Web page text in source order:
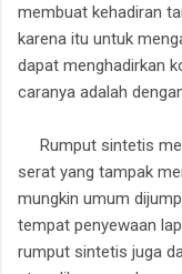
membuat kehadiran
karena itu untuk
dapat menghadirkan
caranya adalah
Rumput sintetis
serat yang tampak
mungkin umum
tempat penyewaan
rumput sintetis juga